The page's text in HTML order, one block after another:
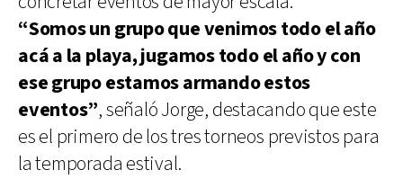
“Somos un grupo que venimos todo el año
acá a la playa, jugamos todo el año y con
ese grupo estamos armando estos
eventos”, señaló Jorge, destacando que este
es el primero de los tres torneos previstos para
la temporada estival.